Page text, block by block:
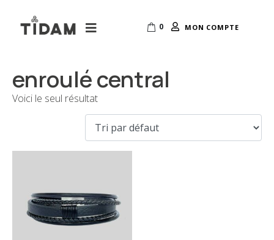
0 MON COMPTE
enroulé central
Voici le seul résultat